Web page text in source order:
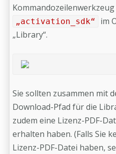
Kommandozeilenwerkzeug
„activation_sdk“
im
„Library“.
Sie sollten zusammen mit
Download-Pfad für die
zudem eine Lizenz-PDF-
erhalten haben. (Falls Sie
Lizenz-PDF-Datei haben,